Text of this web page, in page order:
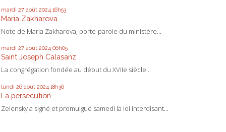
mardi 27 août 2024 16h53
Maria Zakharova
Note de Maria Zakharova, porte-parole du ministère...
mardi 27 août 2024 06h05
Saint Joseph Calasanz
La congrégation fondée au début du XVIIe siècle...
lundi 26 août 2024 18h36
La persécution
Zelensky a signé et promulgué samedi la loi interdisant...